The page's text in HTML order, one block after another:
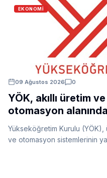
bağımsız bir ülke kurma
EKONOMI
09 Ağustos 2026 0
YÖK, akıllı üretim
otomasyon
programlarını
Yükseköğretim Kurulu
ve otomasyon sistemlerinin